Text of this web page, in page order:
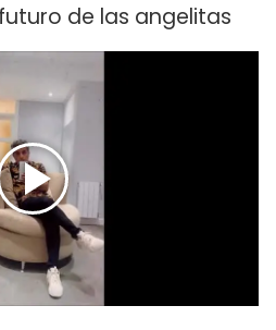
de las angelitas